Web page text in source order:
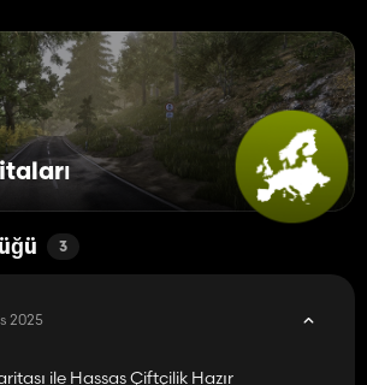
için 23.000'den fazla ağaç.
oyun görevleri mevcuttur.
sütü ve daha fazlası gibi yeni yapımlar.
FS25 standartlarına yükseldi.
3
2025
ile Hassas Çiftçilik Hazır